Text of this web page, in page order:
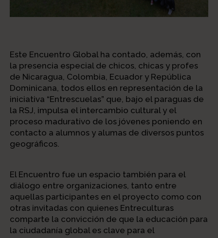
Este Encuentro Global ha contado, además, con
la presencia especial de chicos, chicas y profes
de Nicaragua, Colombia, Ecuador y República
Dominicana, todos ellos en representación de la
iniciativa “Entrescuelas” que, bajo el paraguas de
la RSJ, impulsa el intercambio cultural y el
proceso madurativo de los jóvenes poniendo en
contacto a alumnos y alumas de diversos puntos
geográficos.
El Encuentro fue un espacio también para el
diálogo entre organizaciones, tanto entre
aquellas participantes en el proyecto como con
otras invitadas con quienes Entreculturas
comparte la convicción de que la educación para
la ciudadanía global es clave para el